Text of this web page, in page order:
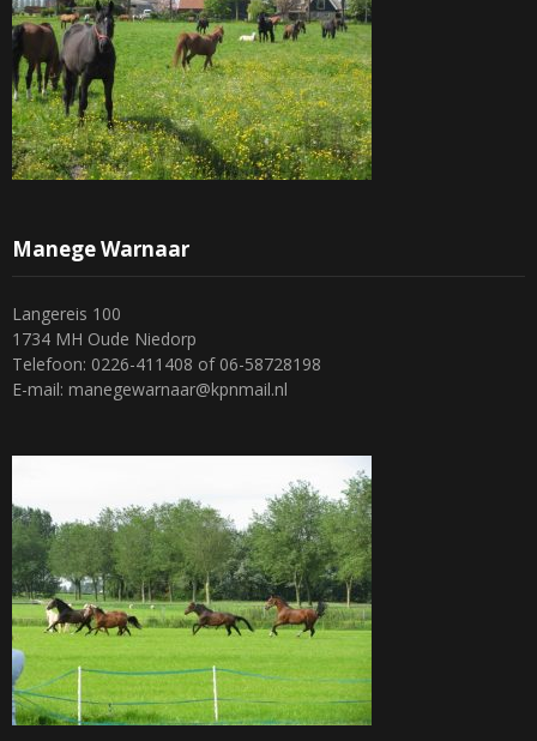
Manege Warnaar
Langereis 100
1734 MH Oude Niedorp
Telefoon: 0226-411408 of 06-58728198
E-mail: manegewarnaar@kpnmail.nl